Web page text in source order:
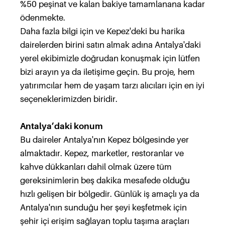
%50 peşinat ve kalan bakiye tamamlanana kadar
ödenmekte.
Daha fazla bilgi için ve Kepez'deki bu harika
dairelerden birini satın almak adına Antalya'daki
yerel ekibimizle doğrudan konuşmak için lütfen
bizi arayın ya da iletişime geçin. Bu proje, hem
yatırımcılar hem de yaşam tarzı alıcıları için en iyi
seçeneklerimizden biridir.
Antalya’daki konum
Bu daireler Antalya'nın Kepez bölgesinde yer
almaktadır. Kepez, marketler, restoranlar ve
kahve dükkanları dahil olmak üzere tüm
gereksinimlerin beş dakika mesafede olduğu
hızlı gelişen bir bölgedir. Günlük iş amaçlı ya da
Antalya'nın sunduğu her şeyi keşfetmek için
şehir içi erişim sağlayan toplu taşıma araçları